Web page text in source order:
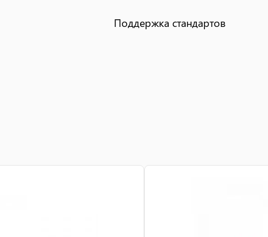
Поддержка стандартов